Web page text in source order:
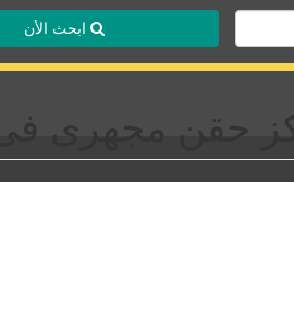
ابحث الأن